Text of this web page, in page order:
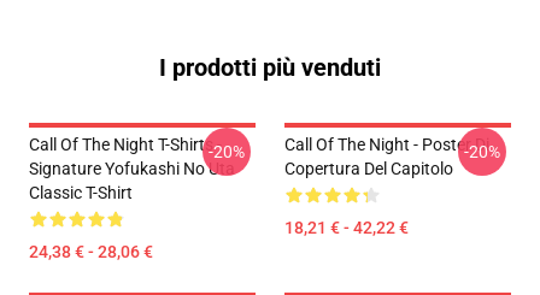
I prodotti più venduti
Call Of The Night T-Shirts -
Signature Yofukashi No Uta
Classic T-Shirt
24,38 € - 28,06 €
-20%
Call Of The Night - Poster Di
Copertura Del Capitolo
18,21 € - 42,22 €
-20%